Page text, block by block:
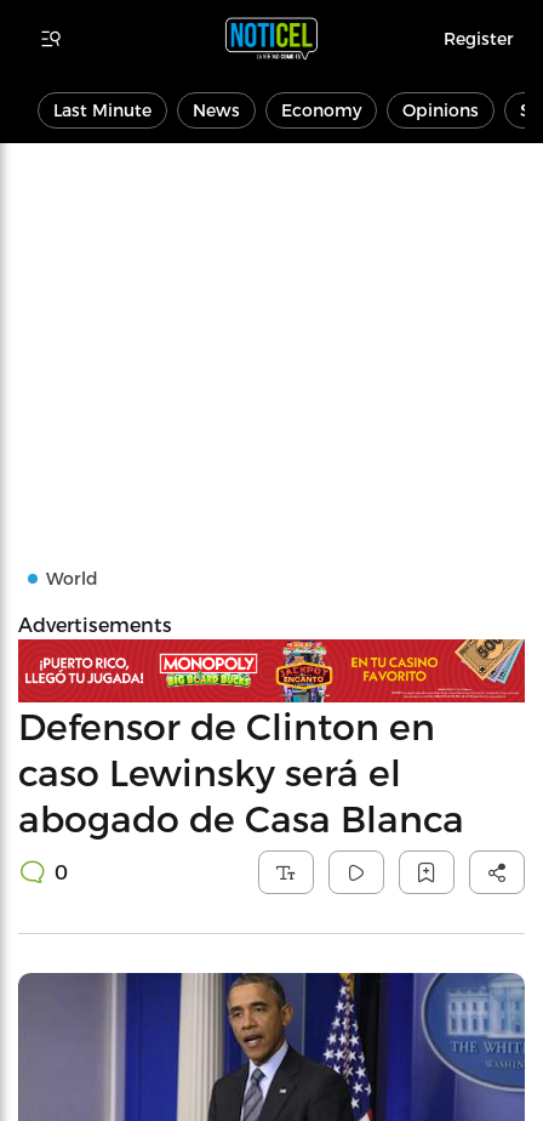
Register
Last Minute News Economy Opinions
World
Advertisements
Defensor de Clinton en
caso Lewinsky será el
abogado de Casa Blanca
0